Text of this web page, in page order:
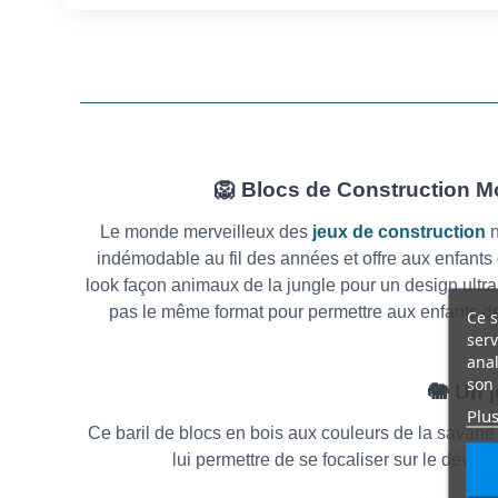
Ce
son
🦁 Blocs de Construction
Le monde merveilleux des jeux de construction
indémodable au fil des années et offre aux
look façon animaux de la jungle pour un design
pas le même format pour permettre aux enfants
🐘 Un
Ce baril de blocs en bois aux couleurs de la
lui permettre de se focaliser sur le